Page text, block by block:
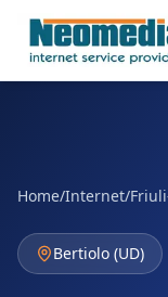
Home/Internet/
Bertiolo (UD)